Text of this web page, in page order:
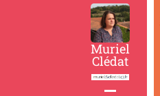
Muriel
Clédat